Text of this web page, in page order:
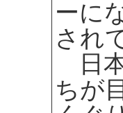
ーに
され
日
ちが